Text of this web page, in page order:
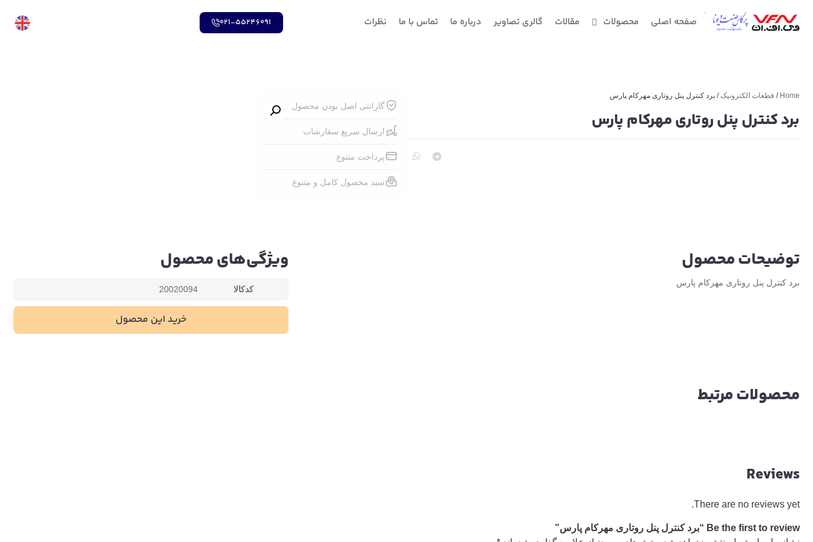
صفحه اصلی محصولات مقالات گالری تصاویر درباره ما تماس با ما نظرات 021-55246091
Home
/ قطعات الکترونیک/ برد کنترل پنل روتاری مهرکام پارس
برد کنترل پنل روتاری مهرکام پارس
گارانتی اصل بودن محصول
ارسال سریع سفارشات
پرداخت متنوع
سبد محصول کامل و متنوع
توضیحات محصول
برد کنترل پنل روتاری مهرکام پارس
ویژگی‌های محصول
کدکالا 20020094
خرید این محصول
محصولات مرتبط
Reviews
There are no reviews yet.
Be the first to review “برد کنترل پنل روتاری مهرکام پارس”